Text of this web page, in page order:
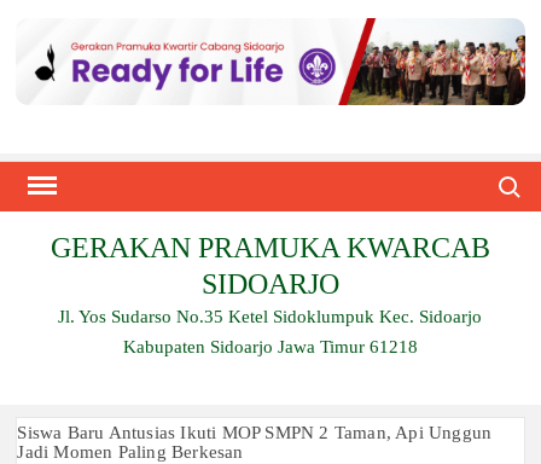
content
GERAKAN PRAMUKA KWARCAB
SIDOARJO
Jl. Yos Sudarso No.35 Ketel Sidoklumpuk Kec. Sidoarjo
Kabupaten Sidoarjo Jawa Timur 61218
Siswa Baru Antusias Ikuti MOP SMPN 2 Taman, Api Unggun
Jadi Momen Paling Berkesan